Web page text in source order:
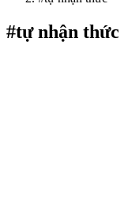
#tự nhận thức